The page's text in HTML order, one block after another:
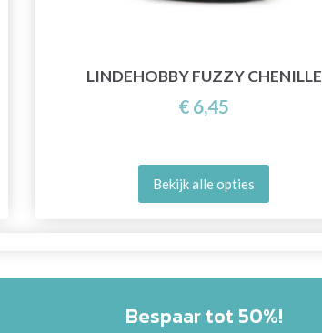
LINDEHOBBY FUZZY CHENILLE
€ 6,45
Bekijk alle opties
Bespaar tot 50%!